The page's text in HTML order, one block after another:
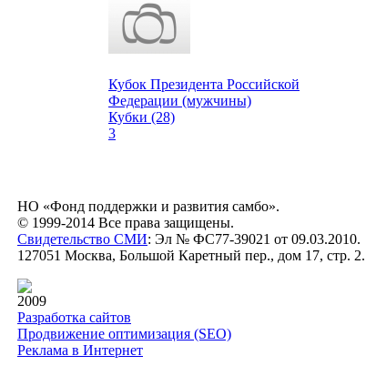
Кубок Президента Российской
Федерации (мужчины)
Кубки (28)
3
НО «Фонд поддержки и развития самбо».
© 1999-2014 Все права защищены.
Свидетельство СМИ: Эл № ФС77-39021 от 09.03.2010.
127051 Москва, Большой Каретный пер., дом 17, стр. 2.
2009
Разработка сайтов
Продвижение оптимизация (SEO)
Реклама в Интернет